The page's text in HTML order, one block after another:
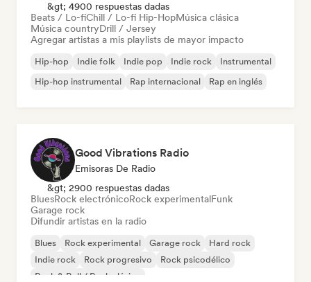
&gt; 4900 respuestas dadas
Beats / Lo-fiChill / Lo-fi Hip-HopMúsica clásica
Música countryDrill / Jersey
Agregar artistas a mis playlists de mayor impacto
Hip-hop Indie folk Indie pop Indie rock
Instrumental
Hip-hop instrumental
Rap internacional Rap en inglés
Good Vibrations Radio
Emisoras De Radio
&gt; 2900 respuestas dadas
BluesRock electrónicoRock experimentalFunk
Garage rock
Difundir artistas en la radio
Blues Rock experimental Garage rock
Hard rock
Indie rock
Rock progresivo
Rock psicodélico
Rock & Roll / Rock clásico